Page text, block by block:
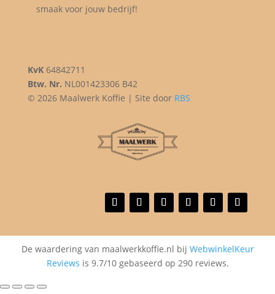
smaak voor jouw bedrijf!
KvK64842711
Btw. Nr. NL001423306 B42
© 2026 Maalwerk Koffie | Site door RBS
De waardering van maalwerkkoffie.nl bij WebwinkelKeur
Reviews is 9.7/10 gebaseerd op 290 reviews.